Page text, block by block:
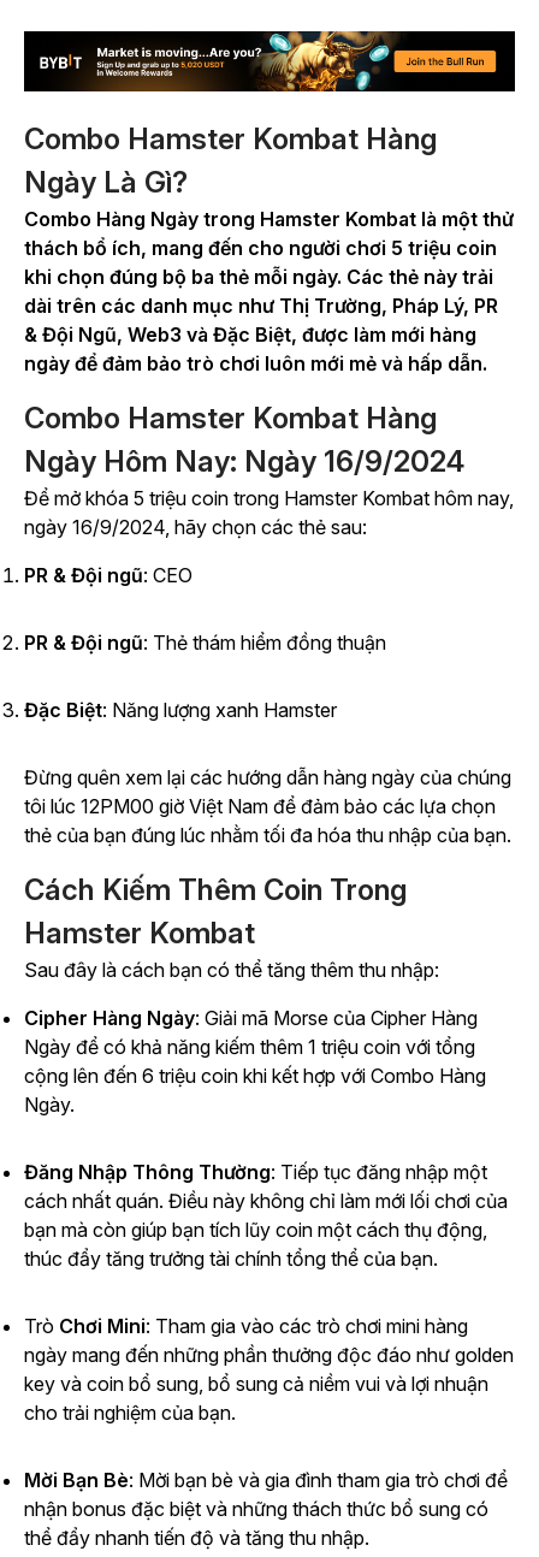
Combo Hamster Kombat Hàng
Ngày Là Gì?
Combo Hàng Ngày trong Hamster Kombat là một thử
thách bổ ích, mang đến cho người chơi 5 triệu coin
khi chọn đúng bộ ba thẻ mỗi ngày. Các thẻ này trải
dài trên các danh mục như Thị Trường, Pháp Lý, PR
& Đội Ngũ, Web3 và Đặc Biệt, được làm mới hàng
ngày để đảm bảo trò chơi luôn mới mẻ và hấp dẫn.
Combo Hamster Kombat Hàng
Ngày Hôm Nay: Ngày 16/9/2024
Để mở khóa 5 triệu coin trong Hamster Kombat hôm nay,
ngày 16/9/2024, hãy chọn các thẻ sau:
PR & Đội ngũ: CEO
PR & Đội ngũ: Thẻ thám hiểm đồng thuận
Đặc Biệt: Năng lượng xanh Hamster
Đừng quên xem lại các hướng dẫn hàng ngày của chúng
tôi lúc 12PM00 giờ Việt Nam để đảm bảo các lựa chọn
thẻ của bạn đúng lúc nhằm tối đa hóa thu nhập của bạn.
Cách Kiếm Thêm Coin Trong
Hamster Kombat
Sau đây là cách bạn có thể tăng thêm thu nhập:
Cipher Hàng Ngày: Giải mã Morse của Cipher Hàng
Ngày để có khả năng kiếm thêm 1 triệu coin với tổng
cộng lên đến 6 triệu coin khi kết hợp với Combo Hàng
Ngày.
Đăng Nhập Thông Thường: Tiếp tục đăng nhập một
cách nhất quán. Điều này không chỉ làm mới lối chơi của
bạn mà còn giúp bạn tích lũy coin một cách thụ động,
thúc đẩy tăng trưởng tài chính tổng thể của bạn.
Trò Chơi Mini: Tham gia vào các trò chơi mini hàng
ngày mang đến những phần thưởng độc đáo như golden
key và coin bổ sung, bổ sung cả niềm vui và lợi nhuận
cho trải nghiệm của bạn.
Mời Bạn Bè: Mời bạn bè và gia đình tham gia trò chơi để
nhận bonus đặc biệt và những thách thức bổ sung có
thể đẩy nhanh tiến độ và tăng thu nhập.